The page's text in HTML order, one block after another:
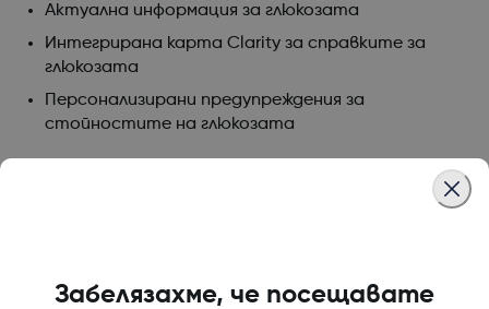
Актуална информация за глюкозата
Интегрирана карта Clarity за справките за
глюкозата
Персонализирани предупреждения за
стойностите на глюкозата
Забелязахме, че посещавате